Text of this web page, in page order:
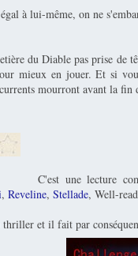
à lui-même, on ne
du Diable pas prise de
mieux en jouer. Et si
mourront avant la fin
C'est une lecture
, Reveline, Stellade, Well-
thriller et il fait par